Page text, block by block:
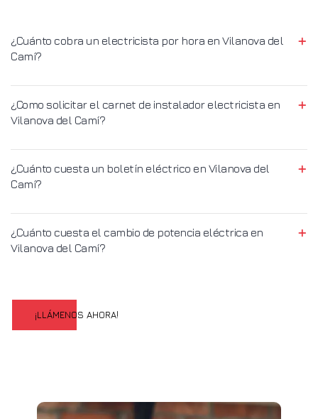
¿Cuánto cobra un electricista por hora en Vilanova del
Camí?
¿Como solicitar el carnet de instalador electricista en
Vilanova del Camí?
¿Cuánto cuesta un boletín eléctrico en Vilanova del
Camí?
¿Cuánto cuesta el cambio de potencia eléctrica en
Vilanova del Camí?
¡LLÁMENOS AHORA!